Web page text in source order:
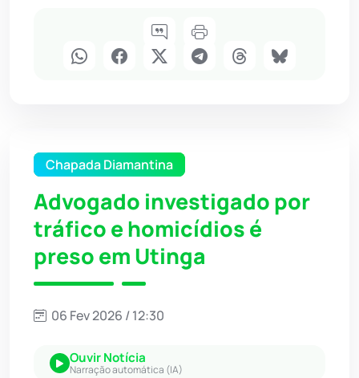
Chapada Diamantina
Advogado investigado por
tráfico e homicídios é
preso em Utinga
06 Fev 2026 / 12:30
Ouvir Notícia
Narração automática (IA)